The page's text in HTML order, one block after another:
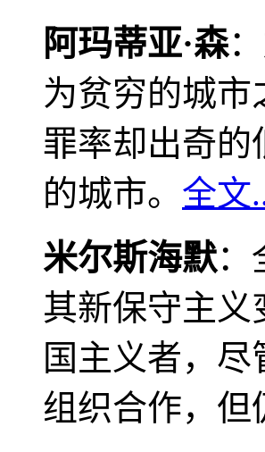
阿玛蒂亚·森
为贫穷的城
罪率却出奇的
的城市。 全文
米尔斯海默：
其新保守主义
国主义者，
组织合作，但